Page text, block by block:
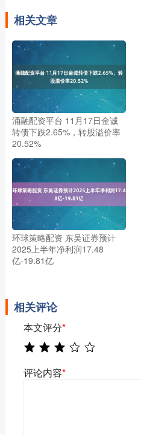
相关文章
涌融配资平台 11月17日金诚
转债下跌2.65%，转股溢价率
20.52%
环球策略配资 东吴证券预计
2025上半年净利润17.48
亿-19.81亿
相关评论
本文评分*
评论内容*